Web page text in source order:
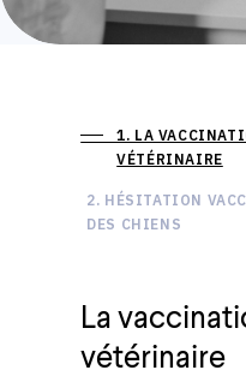
La
vétérinaire
1. LA
VÉTÉRINAIRE
2. HÉSITATION
DES CHIENS